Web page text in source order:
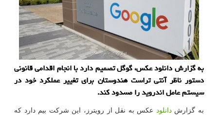
به گزارش دانلود عکس، گوگل تصمیم دارد با انجام اقدامی قانونی
دستور ناظر آنتی تراست هندوستان برای تغییر عملکرد خود در
سیستم عامل اندروید را مسدود کند.
به گزارشدانلود عکس به نقل از رویترز، این شرکت بیم دارد که